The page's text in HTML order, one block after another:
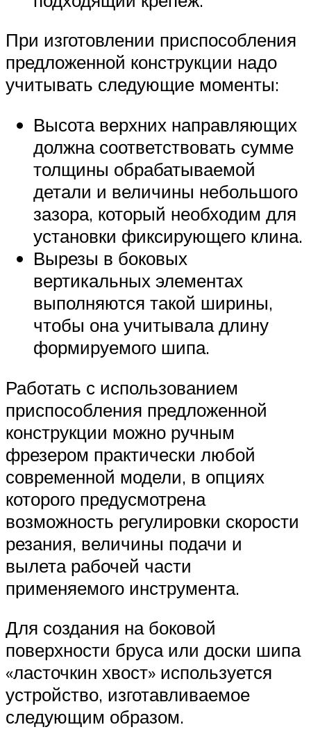
При изготовлении приспособления
предложенной конструкции надо
учитывать следующие моменты:
Высота верхних направляющих
должна соответствовать сумме
толщины обрабатываемой
детали и величины небольшого
зазора, который необходим для
установки фиксирующего клина.
Вырезы в боковых
вертикальных элементах
выполняются такой ширины,
чтобы она учитывала длину
формируемого шипа.
Работать с использованием
приспособления предложенной
конструкции можно ручным
фрезером практически любой
современной модели, в опциях
которого предусмотрена
возможность регулировки скорости
резания, величины подачи и
вылета рабочей части
применяемого инструмента.
Для создания на боковой
поверхности бруса или доски шипа
«ласточкин хвост» используется
устройство, изготавливаемое
следующим образом.